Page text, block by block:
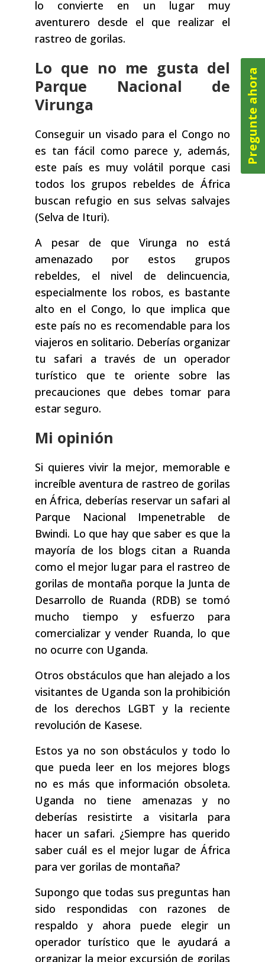
lo convierte en un lugar muy
aventurero desde el que realizar el
rastreo de gorilas.
Lo que no me gusta del
Parque Nacional de
Virunga
Conseguir un visado para el Congo no
es tan fácil como parece y, además,
este país es muy volátil porque casi
todos los grupos rebeldes de África
buscan refugio en sus selvas salvajes
(Selva de Ituri).
A pesar de que Virunga no está
amenazado por estos grupos
rebeldes, el nivel de delincuencia,
especialmente los robos, es bastante
alto en el Congo, lo que implica que
este país no es recomendable para los
viajeros en solitario. Deberías organizar
tu safari a través de un operador
turístico que te oriente sobre las
precauciones que debes tomar para
estar seguro.
Mi opinión
Si quieres vivir la mejor, memorable e
increíble aventura de rastreo de gorilas
en África, deberías reservar un safari al
Parque Nacional Impenetrable de
Bwindi. Lo que hay que saber es que la
mayoría de los blogs citan a Ruanda
como el mejor lugar para el rastreo de
gorilas de montaña porque la Junta de
Desarrollo de Ruanda (RDB) se tomó
mucho tiempo y esfuerzo para
comercializar y vender Ruanda, lo que
no ocurre con Uganda.
Otros obstáculos que han alejado a los
visitantes de Uganda son la prohibición
de los derechos LGBT y la reciente
revolución de Kasese.
Estos ya no son obstáculos y todo lo
que pueda leer en los mejores blogs
no es más que información obsoleta.
Uganda no tiene amenazas y no
deberías resistirte a visitarla para
hacer un safari. ¿Siempre has querido
saber cuál es el mejor lugar de África
para ver gorilas de montaña?
Supongo que todas sus preguntas han
sido respondidas con razones de
respaldo y ahora puede elegir un
operador turístico que le ayudará a
organizar la mejor excursión de gorilas
Pregunte ahora